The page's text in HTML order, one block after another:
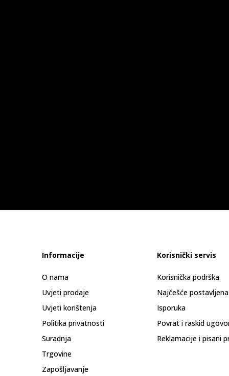
Informacije
O nama
Uvjeti prodaje
Uvjeti korištenja
Politika privatnosti
Suradnja
Trgovine
Zapošljavanje
Korisnički servis
Korisnička podrška
Najčešće
Isporuka
Povrat i raskid
Reklamacije i pisani